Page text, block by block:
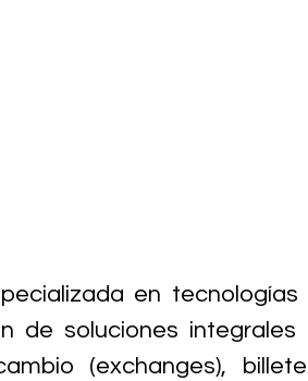
en tecnologías
de soluciones integrales
(exchanges),